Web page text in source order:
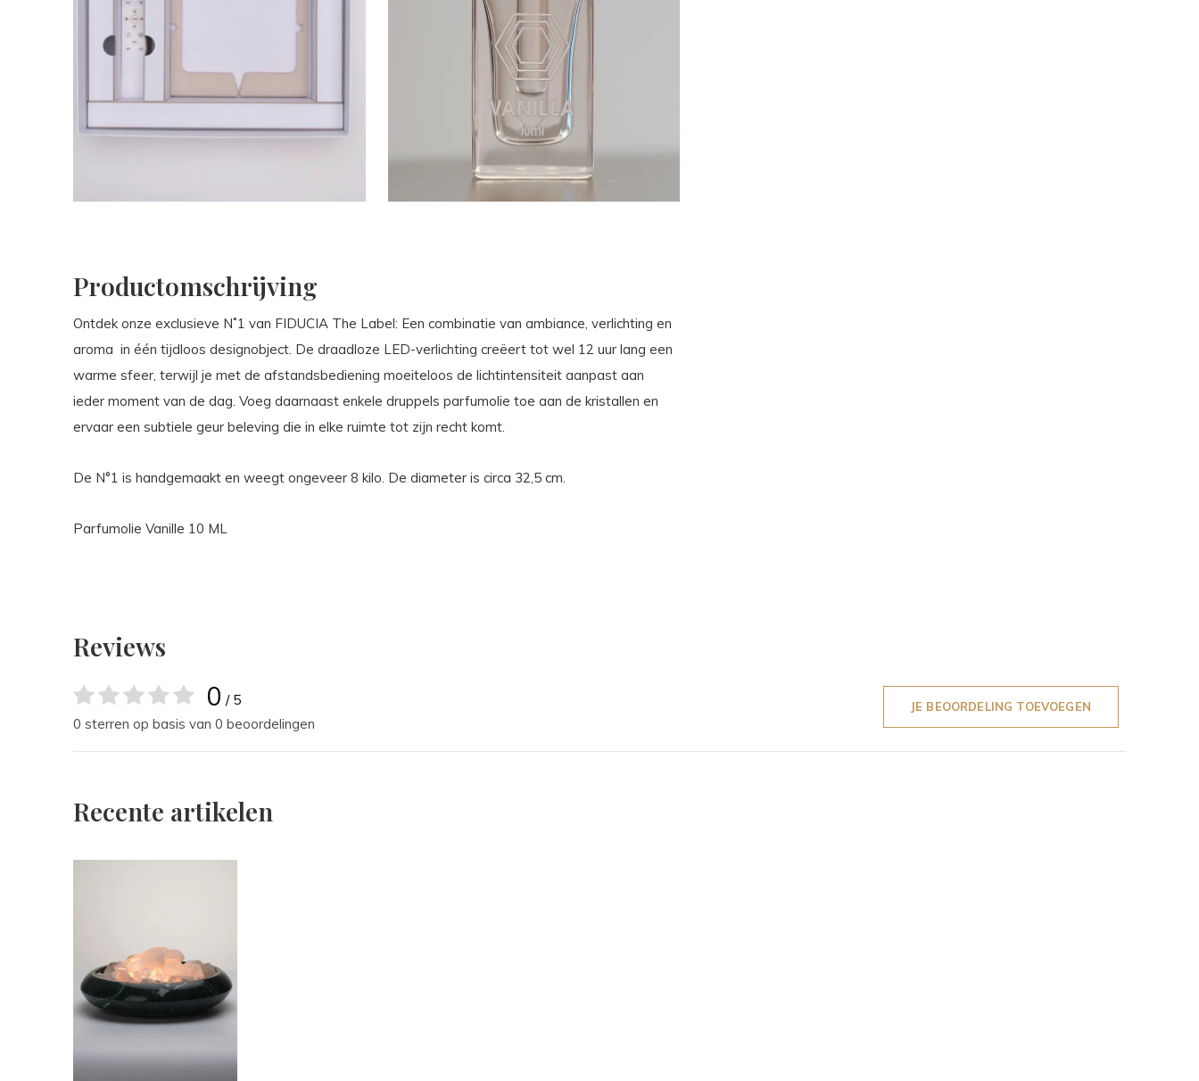
Productomschrijving
Ontdek onze exclusieve N˚1 van FIDUCIA The Label: Een combinatie van ambiance, verlichting en
aroma in één tijdloos designobject. De draadloze LED-verlichting creëert tot wel 12 uur lang een
warme sfeer, terwijl je met de afstandsbediening moeiteloos de lichtintensiteit aanpast aan
ieder moment van de dag. Voeg daarnaast enkele druppels parfumolie toe aan de kristallen en
ervaar een subtiele geur beleving die in elke ruimte tot zijn recht komt.
De N°1 is handgemaakt en weegt ongeveer 8 kilo. De diameter is circa 32,5 cm.
Parfumolie Vanille 10 ML
Reviews
0 / 5
0 sterren op basis van 0 beoordelingen
JE BEOORDELING TOEVOEGEN
Recente artikelen